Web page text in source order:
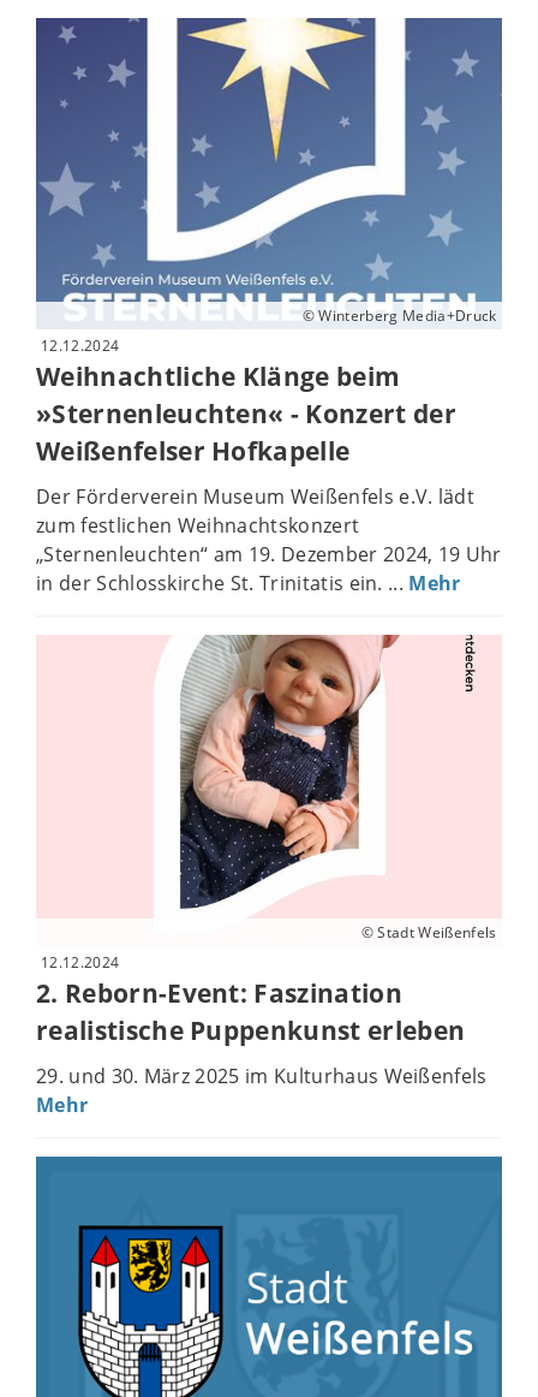
© Winterberg Media+Druck
12.12.2024
Weihnachtliche Klänge beim
»Sternenleuchten« - Konzert der
Weißenfelser Hofkapelle
Der Förderverein Museum Weißenfels e.V. lädt
zum festlichen Weihnachtskonzert
„Sternenleuchten“ am 19. Dezember 2024, 19 Uhr
in der Schlosskirche St. Trinitatis ein. ... Mehr
© Stadt Weißenfels
12.12.2024
2. Reborn-Event: Faszination
realistische Puppenkunst erleben
29. und 30. März 2025 im Kulturhaus Weißenfels
Mehr